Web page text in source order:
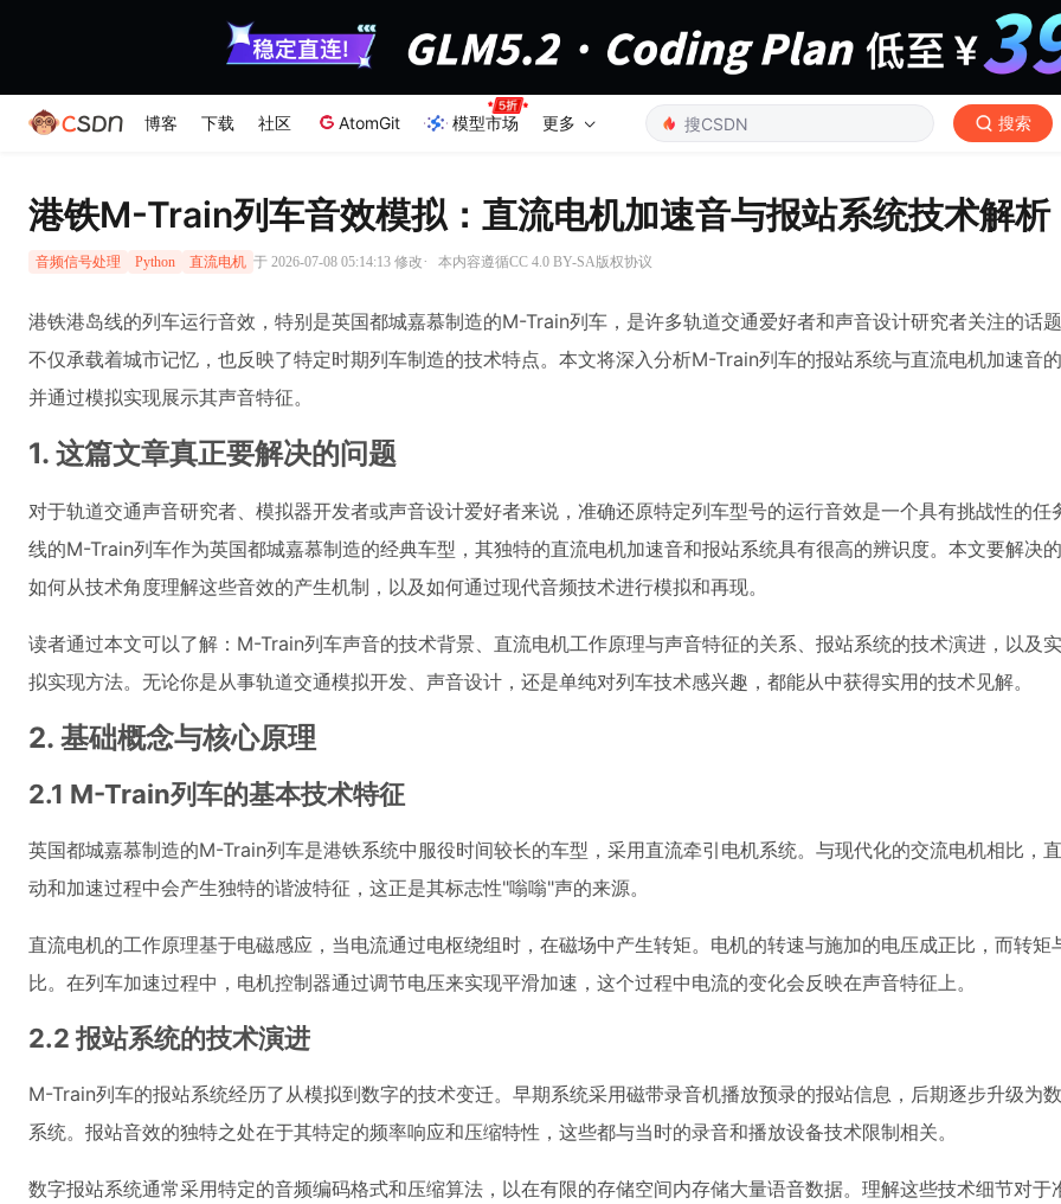
博客 下载 社区 AtomGit 模型市场 更多 搜索
港铁M-Train列车音效模拟：直流电机加速音与报站系统技术解析
音频信号处理 Python 直流电机 于 2026-07-08 05:14:13 修改· 本内容遵循CC 4.0 BY-SA版权协议
港铁港岛线的列车运行音效，特别是英国都城嘉慕制造的M-Train列车，是许多轨道交通爱好者和声音设计研究者关注的话
不仅承载着城市记忆，也反映了特定时期列车制造的技术特点。本文将深入分析M-Train列车的报站系统与直流电机加速音的
并通过模拟实现展示其声音特征。
1. 这篇文章真正要解决的问题
对于轨道交通声音研究者、模拟器开发者或声音设计爱好者来说，准确还原特定列车型号的运行音效是一个具有挑战性的任
线的M-Train列车作为英国都城嘉慕制造的经典车型，其独特的直流电机加速音和报站系统具有很高的辨识度。本文要解决
如何从技术角度理解这些音效的产生机制，以及如何通过现代音频技术进行模拟和再现。
读者通过本文可以了解：M-Train列车声音的技术背景、直流电机工作原理与声音特征的关系、报站系统的技术演进，以及
拟实现方法。无论你是从事轨道交通模拟开发、声音设计，还是单纯对列车技术感兴趣，都能从中获得实用的技术见解。
2. 基础概念与核心原理
2.1 M-Train列车的基本技术特征
英国都城嘉慕制造的M-Train列车是港铁系统中服役时间较长的车型，采用直流牵引电机系统。与现代化的交流电机相比，
动和加速过程中会产生独特的谐波特征，这正是其标志性"嗡嗡"声的来源。
直流电机的工作原理基于电磁感应，当电流通过电枢绕组时，在磁场中产生转矩。电机的转速与施加的电压成正比，而转矩
比。在列车加速过程中，电机控制器通过调节电压来实现平滑加速，这个过程中电流的变化会反映在声音特征上。
2.2 报站系统的技术演进
M-Train列车的报站系统经历了从模拟到数字的技术变迁。早期系统采用磁带录音机播放预录的报站信息，后期逐步升级为
系统。报站音效的独特之处在于其特定的频率响应和压缩特性，这些都与当时的录音和播放设备技术限制相关。
数字报站系统通常采用特定的音频编码格式和压缩算法，以在有限的存储空间内存储大量语音数据。理解这些技术细节对于